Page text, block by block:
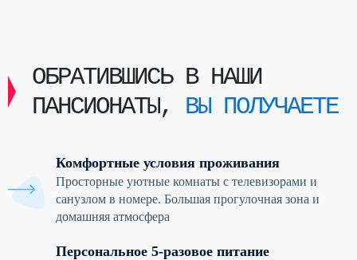
ОБРАТИВШИСЬ В НАШИ
ПАНСИОНАТЫ, ВЫ ПОЛУЧАЕТЕ
Комфортные условия проживания
Просторные уютные комнаты с телевизорами и
санузлом в номере. Большая прогулочная зона и
домашняя атмосфера
Персональное 5-разовое питание